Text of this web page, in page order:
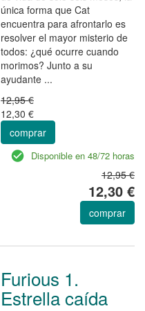
única forma que Cat
encuentra para afrontarlo es
resolver el mayor misterio de
todos: ¿qué ocurre cuando
morimos? Junto a su
ayudante ...
12,95 €
12,30 €
comprar
Disponible en 48/72 horas
12,95 €
12,30 €
comprar
Furious 1.
Estrella caída